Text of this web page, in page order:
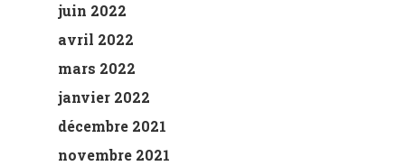
juin 2022
avril 2022
mars 2022
janvier 2022
décembre 2021
novembre 2021